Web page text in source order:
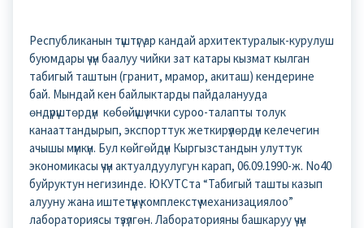
Республиканын түштүгү ар кандай архитектуралык-курулуш
буюмдары үчүн баалуу чийки зат катары кызмат кылган
табигый таштын (гранит, мрамор, акиташ) кендерине
бай. Мындай кен байлыктарды пайдаланууда
өндүрүштөрдүн көбөйүшү ички суроо-талапты толук
канааттандырып, экспорттук жеткирүүлөрдүн келечегин
ачышы мүмкүн. Бул көйгөйдүн Кыргызстандын улуттук
экономикасы үчүн актуалдуулугун карап, 06.09.1990-ж. No40
буйруктун негизинде. ЮКУТСта “Табигый ташты казып
алууну жана иштетүүнү комплекстүү механизациялоо”
лабораториясы түзүлгөн. Лабораторияны башкаруу үчүн